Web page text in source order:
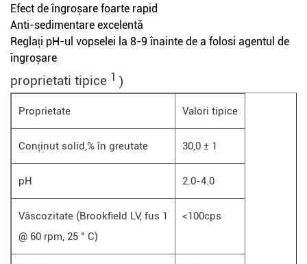
Efect de îngroșare foarte rapid
Anti-sedimentare excelentă
Reglați pH-ul vopselei la 8-9 înainte de a folosi agentul de
îngroșare
proprietati tipice 1 )
Proprietate Valori tipice
Conținut solid,% în greutate 30,0 ± 1
pH 2.0-4.0
Vâscozitate (Brookfield LV, fus 1
@ 60 rpm, 25 ° C)
<100cps